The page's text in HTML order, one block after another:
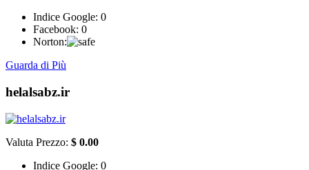
Indice Google: 0
Facebook: 0
Norton:
Guarda di Più
helalsabz.ir
Valuta Prezzo: $ 0.00
Indice Google: 0